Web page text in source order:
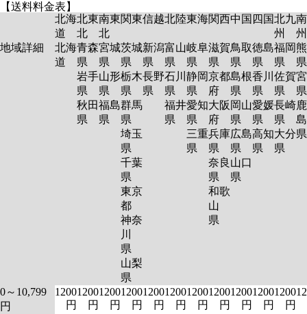
【送料料金表】
北海
道
北東
北
南東
北
関東信越北陸東海関西中国 四国北九
州
州
地域詳細
北海
道
青森
県
岩手
県
秋田
県
宮城
県
山形
県
福島
県
茨城
県
栃木
県
群馬
県
埼玉
県
千葉
県
東京
都
神奈
川
県
山梨
県
新潟
県
長野
県
富山
県
石川
県
福井
県
岐阜
県
静岡
県
愛知
県
三重
県
滋賀
県
京都
府
大阪
府
兵庫
県
奈良
県
和歌
山
県
鳥取
県
島根
県
岡山
県
広島
県
山口
県
徳島
県
香川
県
愛媛
県
高知
県
福岡
県
佐賀
県
長崎
県
大分
県
島
0～10,799
円
1200
円
1200
円
1200
円
1200
円
1200
円
1200
円
1200
円
1200
円
1200
円
1200
円
1200
円